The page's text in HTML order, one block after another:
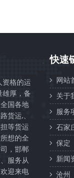
资格的运
雄厚，备
国各地
货运,、
等货运
想的全
，邯郸
服务从
迎来电
快速
网站
关于
服务
石家
保定
新闻
沧州